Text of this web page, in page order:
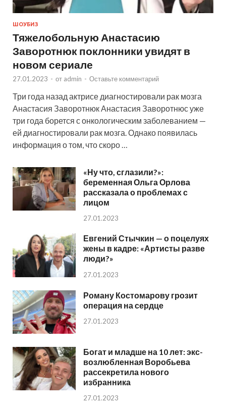
ШОУБИЗ
Тяжелобольную Анастасию
Заворотнюк поклонники увидят в
новом сериале
27.01.2023 - от admin - Оставьте комментарий
Три года назад актрисе диагностировали рак мозга
Анастасия Заворотнюк Анастасия Заворотнюс уже
три года борется с онкологическим заболеванием —
ей диагностировали рак мозга. Однако появилась
информация о том, что скоро …
«Ну что, сглазили?»:
беременная Ольга Орлова
рассказала о проблемах с
лицом
27.01.2023
Евгений Стычкин — о поцелуях
жены в кадре: «Артисты разве
люди?»
27.01.2023
Роману Костомарову грозит
операция на сердце
27.01.2023
Богат и младше на 10 лет: экс-
возлюбленная Воробьева
рассекретила нового
избранника
27.01.2023